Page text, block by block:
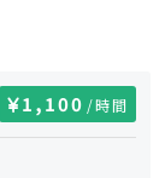
1,100 /時間